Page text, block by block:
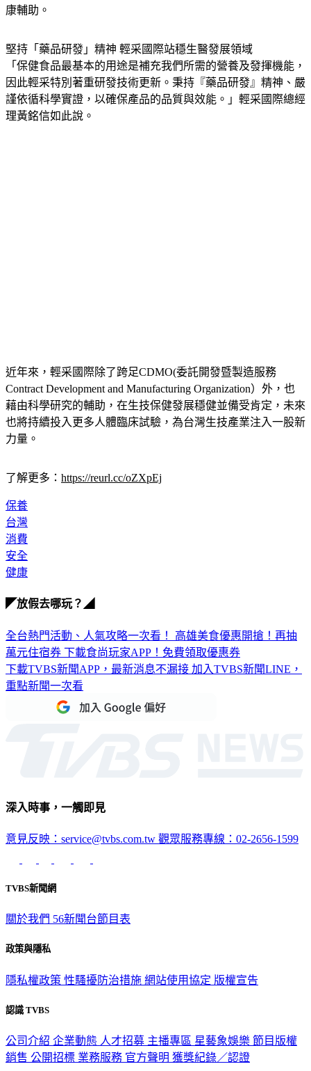
康輔助。
堅持「藥品研發」精神 輕采國際站穩生醫發展領域
「保健食品最基本的用途是補充我們所需的營養及發揮機能，
因此輕采特別著重研發技術更新。秉持『藥品研發』精神、嚴
謹依循科學實證，以確保產品的品質與效能。」輕采國際總經
理黃銘信如此說。
近年來，輕采國際除了跨足CDMO(委託開發暨製造服務
Contract Development and Manufacturing Organization）外，也
藉由科學研究的輔助，在生技保健發展穩健並備受肯定，未來
也將持續投入更多人體臨床試驗，為台灣生技產業注入一股新
力量。
了解更多： https://reurl.cc/oZXpEj
保養
台灣
消費
安全
健康
◤放假去哪玩？◢
全台熱門活動、人氣攻略一次看！ 高雄美食優惠開搶！再抽
萬元住宿券 下載食尚玩家APP！免費領取優惠券
下載TVBS新聞APP，最新消息不漏接 加入TVBS新聞LINE，
重點新聞一次看
深入時事，一觸即見
意見反映：service@tvbs.com.tw 觀眾服務專線：02-2656-1599
TVBS新聞網
關於我們 56新聞台節目表
政策與隱私
隱私權政策 性騷擾防治措施 網站使用協定 版權宣告
認識 TVBS
公司介紹 企業動態 人才招募 主播專區 星藝象娛樂 節目版權
銷售 公開招標 業務服務 官方聲明 獲獎紀錄／認證